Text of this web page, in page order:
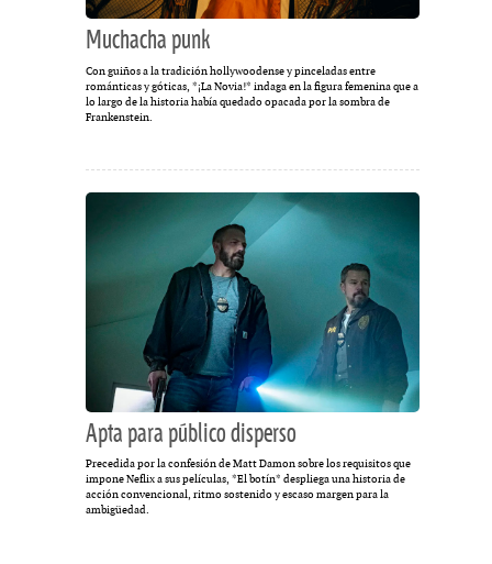
Muchacha punk
Con guiños a la tradición hollywoodense y pinceladas entre
románticas y góticas, *¡La Novia!* indaga en la figura femenina que a
lo largo de la historia había quedado opacada por la sombra de
Frankenstein.
Apta para público disperso
Precedida por la confesión de Matt Damon sobre los requisitos que
impone Neflix a sus películas, *El botín* despliega una historia de
acción convencional, ritmo sostenido y escaso margen para la
ambigüedad.